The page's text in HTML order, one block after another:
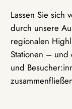
Lassen Sie sich
durch unsere
regionalen
Stationen – und
und